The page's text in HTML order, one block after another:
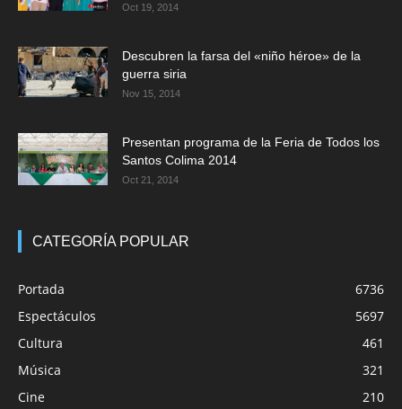
Oct 19, 2014
Descubren la farsa del «niño héroe» de la
guerra siria
Nov 15, 2014
Presentan programa de la Feria de Todos los
Santos Colima 2014
Oct 21, 2014
CATEGORÍA POPULAR
Portada
6736
Espectáculos
5697
Cultura
461
Música
321
Cine
210